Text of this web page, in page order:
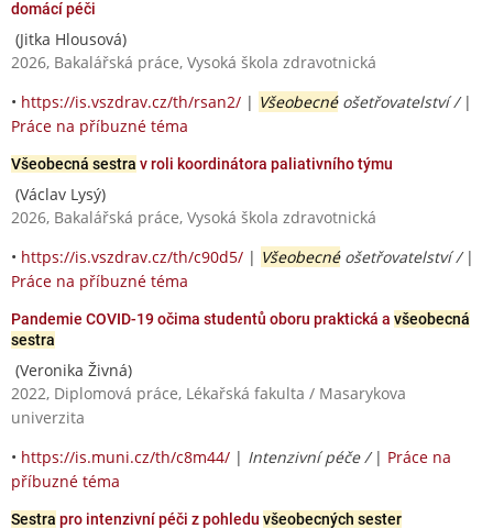
domácí péči
(Jitka Hlousová)
2026, Bakalářská práce, Vysoká škola zdravotnická
• https://is.vszdrav.cz/th/rsan2/ | Všeobecnéošetřovatelství / |
Práce na příbuzné téma
Všeobecná sestra v roli koordinátora paliativního týmu
(Václav Lysý)
2026, Bakalářská práce, Vysoká škola zdravotnická
• https://is.vszdrav.cz/th/c90d5/ | Všeobecnéošetřovatelství / |
Práce na příbuzné téma
Pandemie COVID-19 očima studentů oboru praktická a všeobecná
sestra
(Veronika Živná)
2022, Diplomová práce, Lékařská fakulta / Masarykova
univerzita
• https://is.muni.cz/th/c8m44/ | Intenzivní péče / | Práce na
příbuzné téma
Sestra pro intenzivní péči z pohledu všeobecných sester